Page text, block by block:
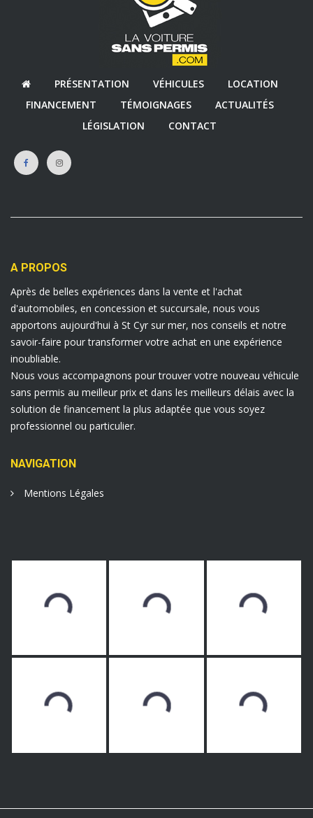
PRÉSENTATION VÉHICULES
LOCATION
FINANCEMENT
TÉMOIGNAGES
ACTUALITÉS
LÉGISLATION
CONTACT
A PROPOS
Après de belles expériences dans la vente et l'achat
d'automobiles, en concession et succursale, nous vous
apportons aujourd'hui à St Cyr sur mer, nos conseils et notre
savoir-faire pour transformer votre achat en une expérience
inoubliable.
Nous vous accompagnons pour trouver votre nouveau véhicule
sans permis au meilleur prix et dans les meilleurs délais avec la
solution de financement la plus adaptée que vous soyez
professionnel ou particulier.
NAVIGATION
Mentions Légales